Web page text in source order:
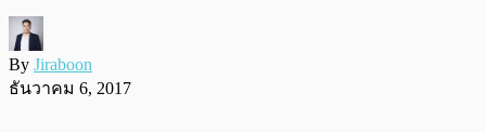
By Jiraboon
ธันวาคม 6, 2017